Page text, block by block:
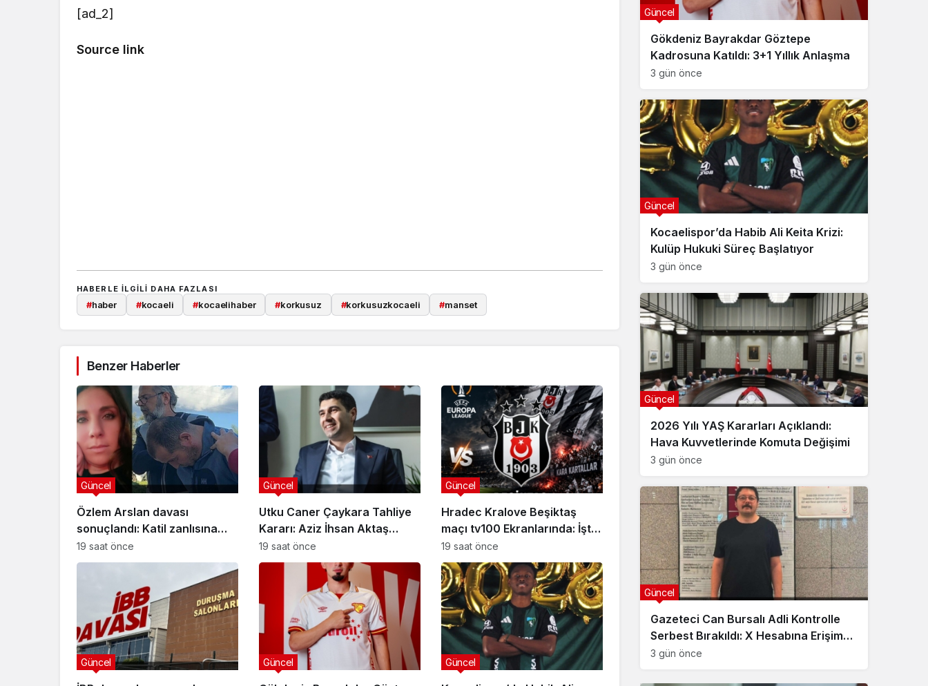
[ad_2]
Source link
HABERLE ILGILI DAHA FAZLASI
#haber #kocaeli #kocaelihaber #korkusuz #korkusuzkocaeli #manset
Benzer Haberler
Özlem Arslan davası
sonuçlandı: Katil zanlısına
indirimsiz ağırlaştırılmış
müebbet hapis cezası verildi
Güncel
19 saat önce
Utku Caner Çaykara Tahliye
Kararı: Aziz İhsan Aktaş
Davasında Yeni Gelişme
Güncel
19 saat önce
Hradec Kralove Beşiktaş
maçı tv100 Ekranlarında: İşte
Karşılaşmanın Detayları
Güncel
19 saat önce
Güncel Güncel Güncel
Gökdeniz Bayrakdar Göztepe
Kadrosuna Katıldı: 3+1 Yıllık Anlaşma
3 gün önce
Güncel
Kocaelispor’da Habib Ali Keita Krizi:
Kulüp Hukuki Süreç Başlatıyor
3 gün önce
Güncel
2026 Yılı YAŞ Kararları Açıklandı:
Hava Kuvvetlerinde Komuta Değişimi
3 gün önce
Güncel
Gazeteci Can Bursalı Adli Kontrolle
Serbest Bırakıldı: X Hesabına Erişim
Engeli Getirildi
3 gün önce
Güncel